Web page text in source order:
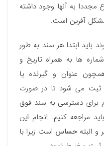
مجددا به آنها وجود داشته
آفرین است.
باید ابتدا هر سند به طور
ها به همراه تاریخ و
عنوان و گیرنده یا
ثبت می شود تا در صورت
برای دسترسی به سند فوق
مراجعه کنیم. انجام این
البته حساس است زیرا با